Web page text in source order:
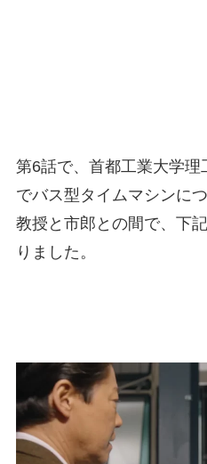
第6話で、首都工業大学
でバス型タイムマシンに
教授と市郎との間で、下
りました。